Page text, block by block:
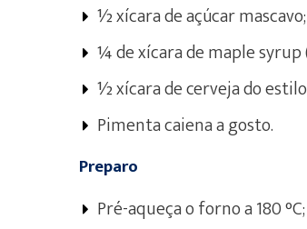
½ xícara de açúcar mascavo;
¼ de xícara de maple syrup
½ xícara de cerveja do estilo
Pimenta caiena a gosto.
Preparo
Pré-aqueça o forno a 180 °C;